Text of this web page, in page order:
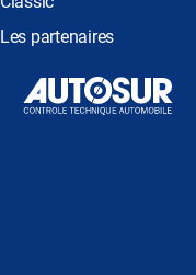
Les partenaires